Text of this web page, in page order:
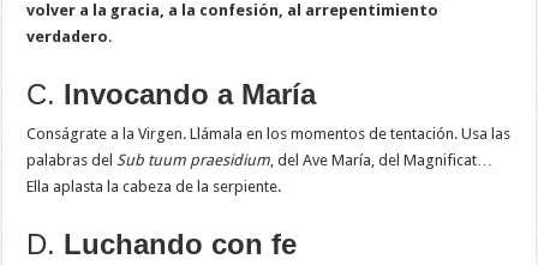
volver a la gracia, a la confesión, al arrepentimiento
verdadero.
C. Invocando a María
Conságrate a la Virgen. Llámala en los momentos de tentación. Usa las
palabras delSub tuum praesidium, del Ave María, del Magnificat…
Ella aplasta la cabeza de la serpiente.
D. Luchando con fe